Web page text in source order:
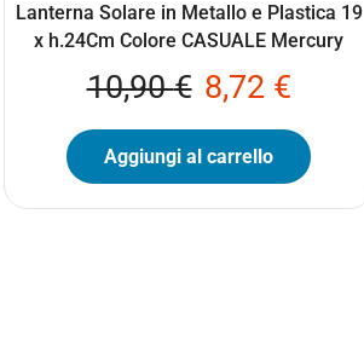
Lanterna Solare in Metallo e Plastica 19
x h.24Cm Colore CASUALE Mercury
10,90€ 8,72 €
Aggiungi al carrello